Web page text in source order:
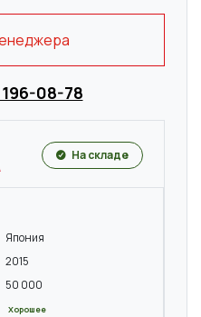
08-78
На складе
Япония
2015
50 000
Хорошее